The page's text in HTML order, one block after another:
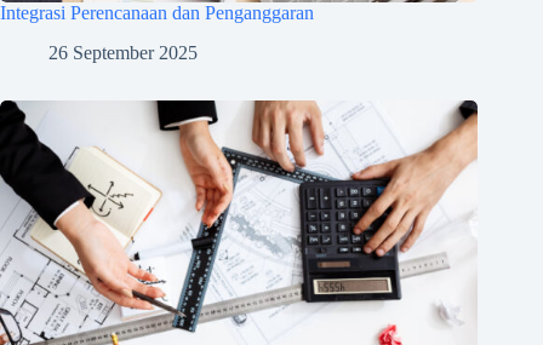
Integrasi Perencanaan dan Penganggaran
26 September 2025